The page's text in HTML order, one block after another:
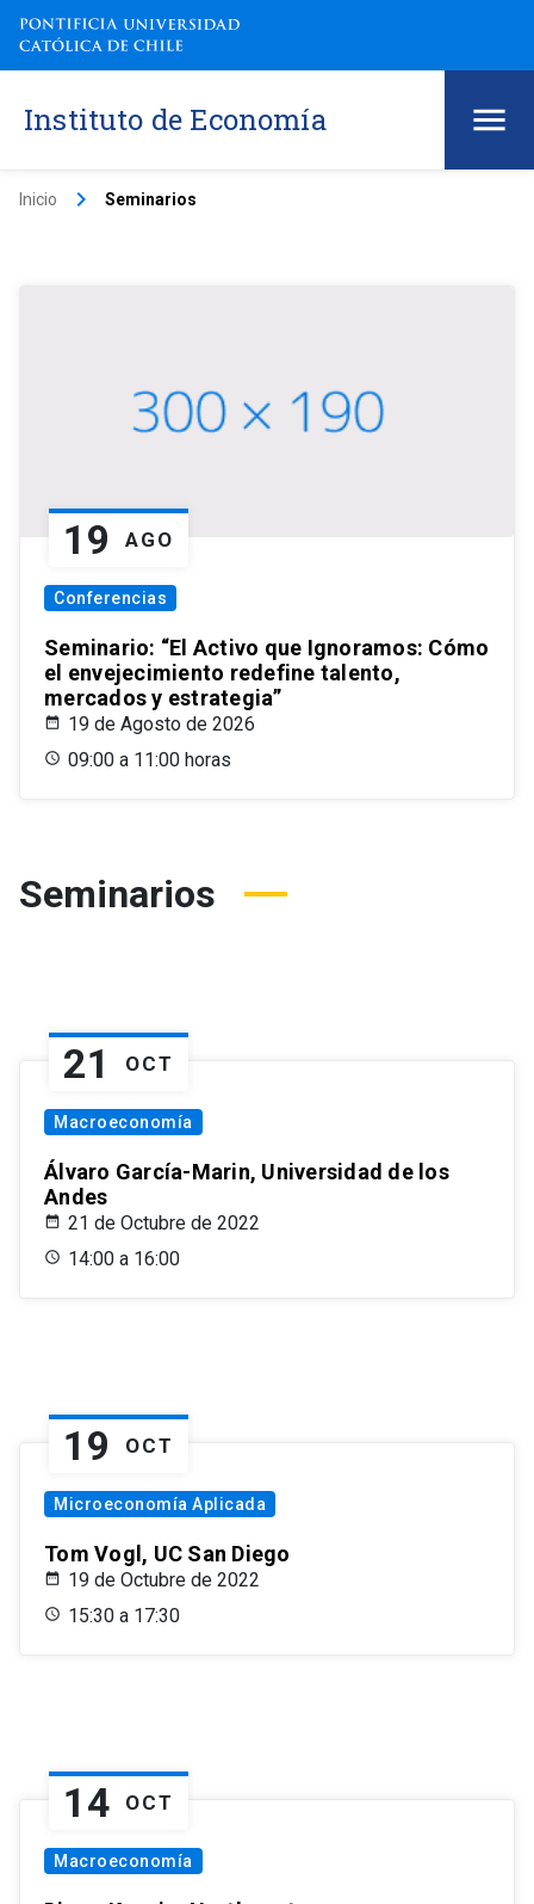
Instituto de Economía
Inicio keyboard_arrow_right Seminarios
19 AGO
Conferencias
Seminario: “El Activo que Ignoramos: Cómo
el envejecimiento redefine talento,
mercados y estrategia”
19 de Agosto de 2026
09:00 a 11:00 horas
Seminarios
21 OCT
Macroeconomía
Álvaro García-Marin, Universidad de los
Andes
21 de Octubre de 2022
14:00 a 16:00
19 OCT
Microeconomía Aplicada
Tom Vogl, UC San Diego
19 de Octubre de 2022
15:30 a 17:30
14 OCT
Macroeconomía